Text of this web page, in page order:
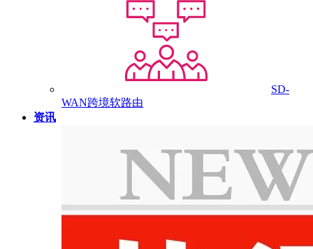
SD-
WAN跨境软路由
资讯